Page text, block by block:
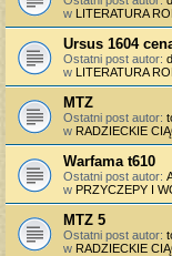
w LITERATURA
Ursus 1604
Ostatni post autor:
w LITERATURA
MTZ
Ostatni post autor:
w RADZIECKIE
Warfama t610
Ostatni post autor:
w PRZYCZEPY I
MTZ 5
Ostatni post autor:
w RADZIECKIE